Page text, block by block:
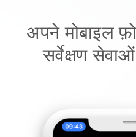
अपने मोबाइल
सर्वेक्षण